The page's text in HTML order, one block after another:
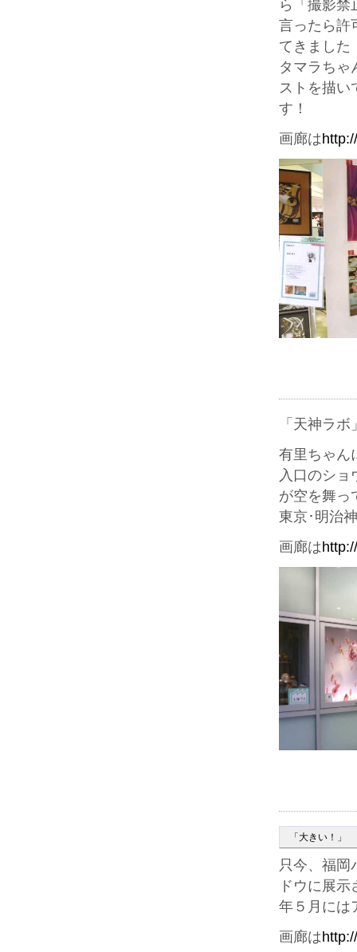
ら「撮影禁
言ったら許
てきました
タマラちゃ
ストを描い
す！
画廊は
「天神ラ
有里ちゃん
入口のショ
が空を舞っ
東京･明治
画廊は
「大きい！」
只今、福岡
ドウに展
年５月には
画廊は